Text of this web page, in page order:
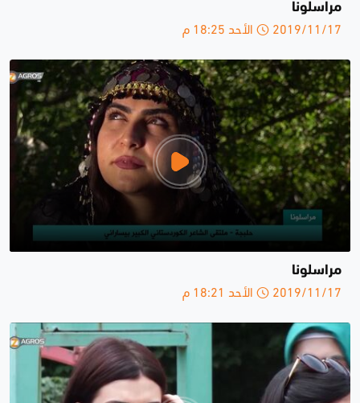
مراسلونا
2019/11/17 الأحد 18:25 م
مراسلونا
2019/11/17 الأحد 18:21 م